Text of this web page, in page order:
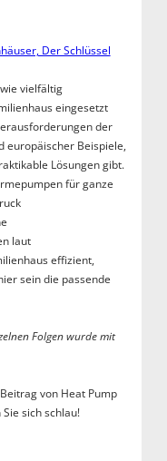
Der Schlüssel
vielfältig
eingesetzt
der
europäischer Beispiele,
Lösungen gibt.
für ganze
laut
effizient,
sein die passende
Folgen wurde mit
von Heat Pump
sich schlau!